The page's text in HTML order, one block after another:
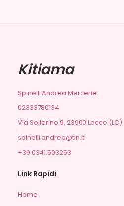
Kitiama
Spinelli Andrea Mercerie
02333780134
Via Solferino 9, 23900 Lecco (LC)
spinelli.andrea@tin.it
+39 0341.503253
Link Rapidi
Home